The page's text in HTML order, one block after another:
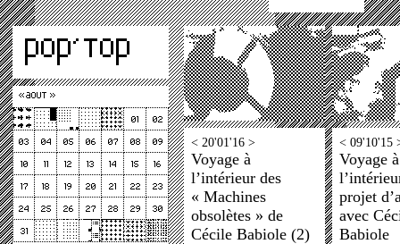
< 20'01'16 >
Voyage à
l’intérieur des
« Machines
obsolètes » de
Cécile Babiole (2)
< 09'10'15
Voyage à
projet
avec
Babiole